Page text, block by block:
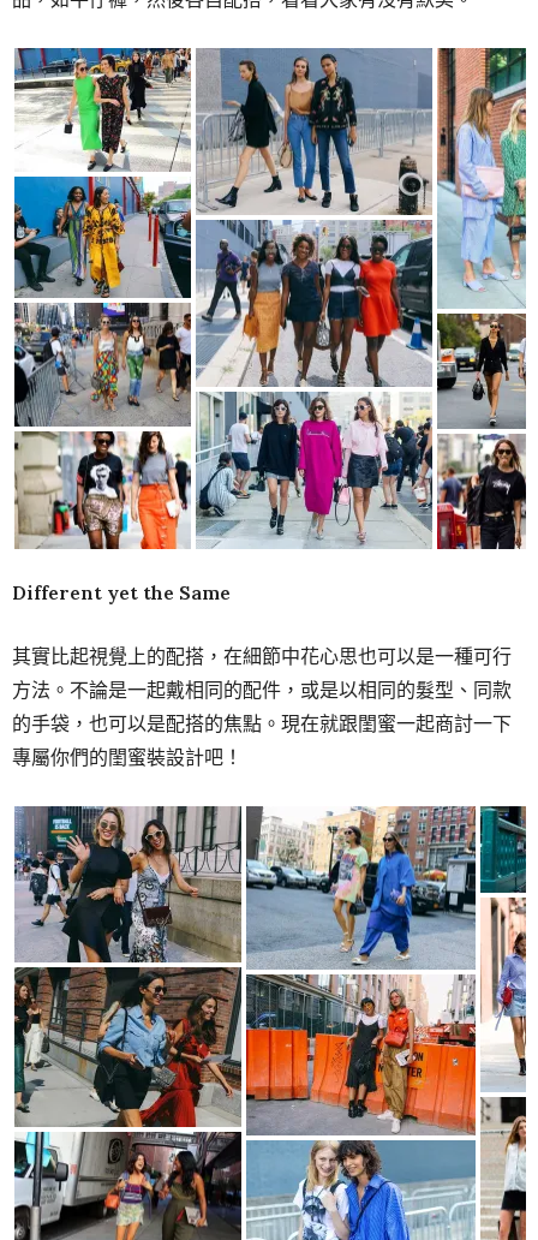
Different yet the Same
其實比起視覺上的配搭，在細節中花心思也可以是一種可行
方法。不論是一起戴相同的配件，或是以相同的髮型、同款
的手袋，也可以是配搭的焦點。現在就跟閨蜜一起商討一下
專屬你們的閨蜜裝設計吧！